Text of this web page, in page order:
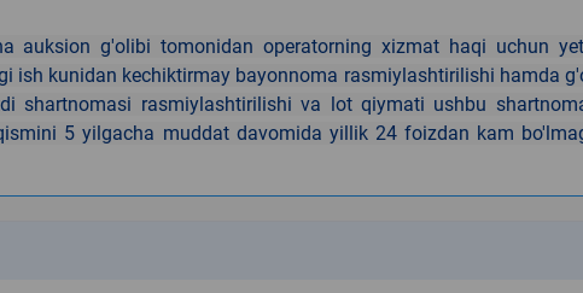
auksion g'olibi tomonidan operatorning xizmat haqi uchun
ish kunidan kechiktirmay bayonnoma rasmiylashtirilishi hamda
shartnomasi rasmiylashtirilishi va lot qiymati ushbu
5 yilgacha muddat davomida yillik 24 foizdan kam